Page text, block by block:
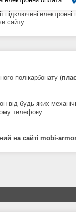
підключені
сайту.
полікарбонату (
від будь-яких
телефону.
на сайті mobi-